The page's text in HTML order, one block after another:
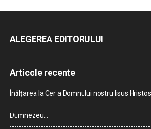
ALEGEREA EDITORULUI
Articole recente
Înălțarea la Cer a Domnului nostru Iisus Hristos
Dumnezeu…